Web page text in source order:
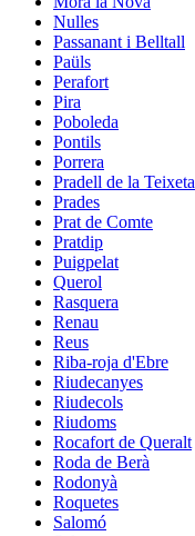
Nulles
Passanant i Belltall
Paüls
Perafort
Pira
Poboleda
Pontils
Porrera
Pradell de la Teixeta
Prades
Prat de Comte
Pratdip
Puigpelat
Querol
Rasquera
Renau
Reus
Riba-roja d'Ebre
Riudecanyes
Riudecols
Riudoms
Rocafort de Queralt
Roda de Berà
Rodonyà
Roquetes
Salomó